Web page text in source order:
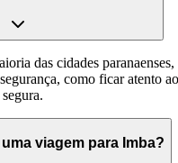
das cidades
como ficar atento
viagem para Imba?